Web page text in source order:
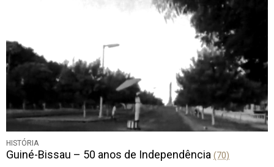
HISTÓRIA
Guiné-Bissau – 50 anos de Independência (70)